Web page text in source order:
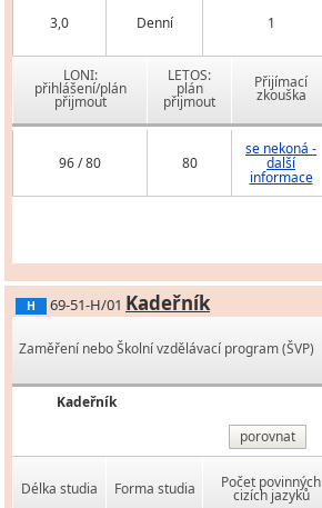
3,0 Denní 1
LONI:
přihlášení/plán
přijmout
LETOS:
plán
přijmout
Přijímací
zkouška
96 / 80 80
se nekoná -
další
informace
H 69-51-H/01 Kadeřník
Zaměření nebo Školní vzdělávací program (ŠVP)
Kadeřník
porovnat
Délka studia Forma studia Počet povinných
cizích jazyků